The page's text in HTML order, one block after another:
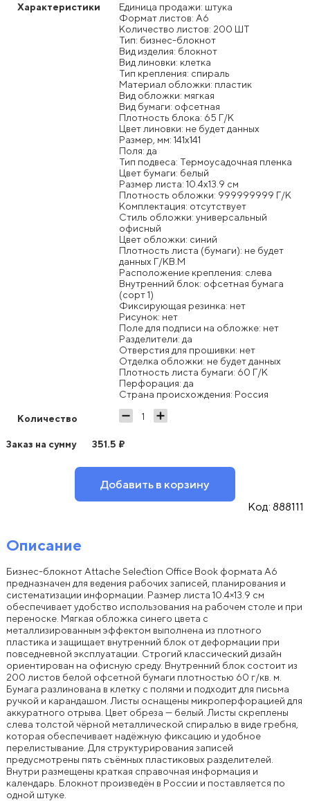
Характеристики
Единица продажи: штука
Формат листов: А6
Количество листов: 200 ШТ
Тип: бизнес-блокнот
Вид изделия: блокнот
Вид линовки: клетка
Тип крепления: спираль
Материал обложки: пластик
Вид обложки: мягкая
Вид бумаги: офсетная
Плотность блока: 65 Г/К
Цвет линовки: не будет данных
Размер, мм: 141x141
Поля: да
Тип подвеса: Термоусадочная пленка
Цвет бумаги: белый
Размер листа: 10.4x13.9 см
Плотность обложки: 999999999 Г/К
Комплектация: отсутствует
Стиль обложки: универсальный
офисный
Цвет обложки: синий
Плотность листа (бумаги): не будет
данных Г/КВ.М
Расположение крепления: слева
Внутренний блок: офсетная бумага
(сорт 1)
Фиксирующая резинка: нет
Рисунок: нет
Поле для подписи на обложке: нет
Разделители: да
Отверстия для прошивки: нет
Отделка обложки: не будет данных
Плотность листа бумаги: 60 Г/К
Перфорация: да
Страна происхождения: Россия
Количество
Заказ на сумму 351.5 ₽
Добавить в корзину
Код: 888111
Описание
Бизнес-блокнот Attache Selection Office Book формата А6
предназначен для ведения рабочих записей, планирования и
систематизации информации. Размер листа 10.4×13.9 см
обеспечивает удобство использования на рабочем столе и при
переноске. Мягкая обложка синего цвета с
металлизированным эффектом выполнена из плотного
пластика и защищает внутренний блок от деформации при
повседневной эксплуатации. Строгий классический дизайн
ориентирован на офисную среду. Внутренний блок состоит из
200 листов белой офсетной бумаги плотностью 60 г/кв. м.
Бумага разлинована в клетку с полями и подходит для письма
ручкой и карандашом. Листы оснащены микроперфорацией для
аккуратного отрыва. Цвет обреза — белый. Листы скреплены
слева толстой чёрной металлической спиралью в виде гребня,
которая обеспечивает надёжную фиксацию и удобное
перелистывание. Для структурирования записей
предусмотрены пять съёмных пластиковых разделителей.
Внутри размещены краткая справочная информация и
календарь. Блокнот произведён в России и поставляется по
одной штуке.